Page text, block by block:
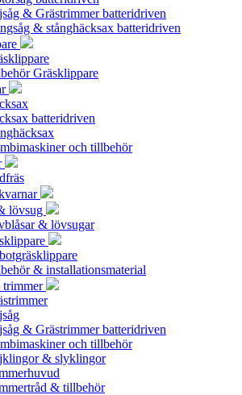
& Grästrimmer batteridriven
& stånghäcksax batteridriven
Gräsklippare
batteridriven
och tillbehör
lövsug
& lövsugar
& installationsmaterial
trimmer
& Grästrimmer batteridriven
och tillbehör
& slyklingor
& tillbehör